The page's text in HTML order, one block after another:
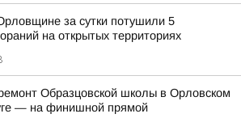
за сутки потушили 5
на открытых территориях
Образцовской школы в Орловском
— на финишной прямой